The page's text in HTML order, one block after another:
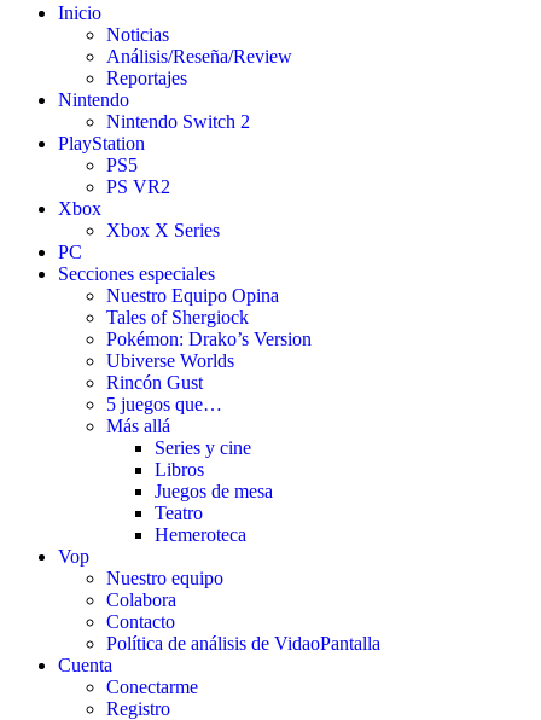
Inicio
Noticias
Análisis/Reseña/Review
Reportajes
Nintendo
Nintendo Switch 2
PlayStation
PS5
PS VR2
Xbox
Xbox X Series
PC
Secciones especiales
Nuestro Equipo Opina
Tales of Shergiock
Pokémon: Drako’s Version
Ubiverse Worlds
Rincón Gust
5 juegos que…
Más allá
Series y cine
Libros
Juegos de mesa
Teatro
Hemeroteca
Vop
Nuestro equipo
Colabora
Contacto
Política de análisis de VidaoPantalla
Cuenta
Conectarme
Registro